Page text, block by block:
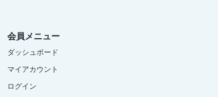
会員メニュー
ダッシュボード
マイアカウント
ログイン